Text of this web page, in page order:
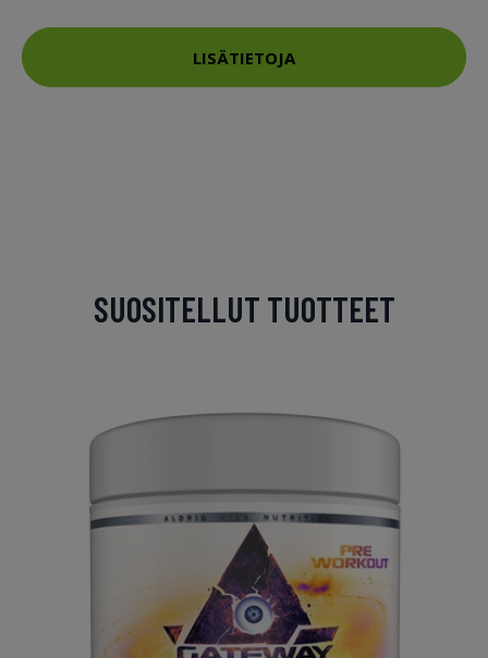
LISÄTIETOJA
SUOSITELLUT TUOTTEET